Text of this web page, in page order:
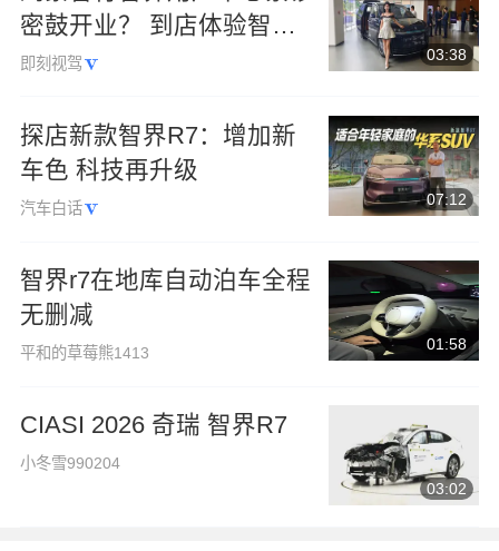
密鼓开业？ 到店体验智界
V9
即刻视驾
03:38
探店新款智界R7：增加新
车色 科技再升级
汽车白话
07:12
智界r7在地库自动泊车全程
无删减
平和的草莓熊1413
01:58
CIASI 2026 奇瑞 智界R7
小冬雪990204
03:02